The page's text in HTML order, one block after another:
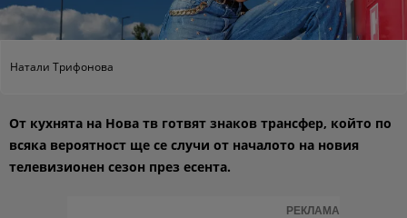
Натали Трифонова
От кухнята на Нова тв готвят знаков трансфер, който по
всяка вероятност ще се случи от началото на новия
телевизионен сезон през есента.
РЕКЛАМА